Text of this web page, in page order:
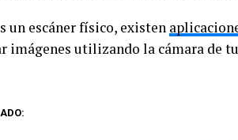
un escáner físico, existen
imágenes utilizando la cámara de